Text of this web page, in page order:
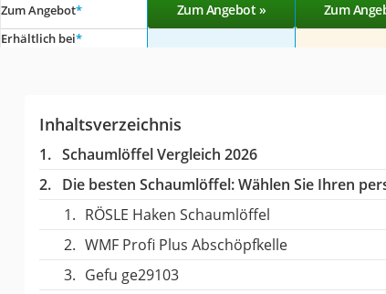
Zum Angebot* Zum Angebot » Zum
Erhältlich bei*
Inhaltsverzeichnis
Schaumlöffel Vergleich 2026
Die besten Schaumlöffel:Wählen Sie Ihren
RÖSLE Haken Schaumlöffel
WMF Profi Plus Abschöpfkelle
Gefu ge29103